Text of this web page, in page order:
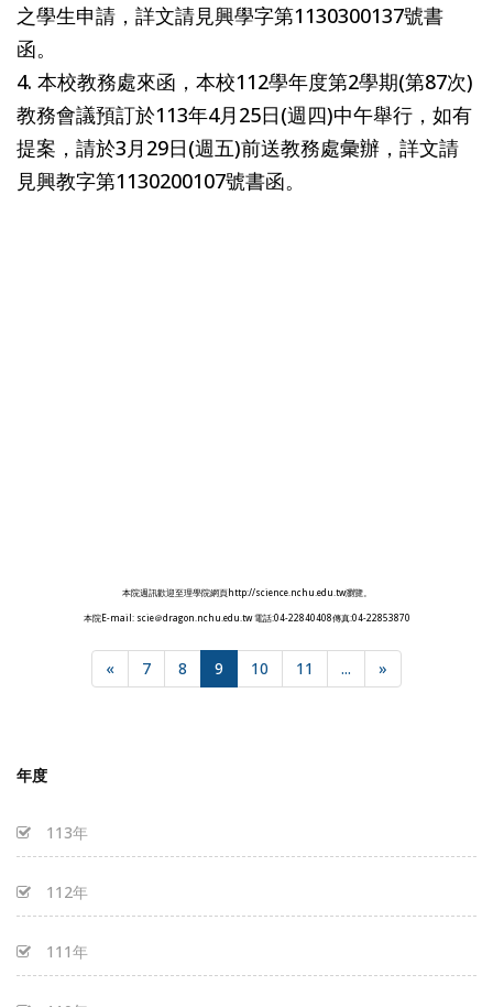
之學生申請，詳文請見興學字第1130300137號書
函。
4. 本校教務處來函，本校112學年度第2學期(第87次)
教務會議預訂於113年4月25日(週四)中午舉行，如有
提案，請於3月29日(週五)前送教務處彙辦，詳文請
見興教字第1130200107號書函。
本院週訊歡迎至理學院網頁http://science.nchu.edu.tw瀏覽。
本院E-mail: scie＠dragon.nchu.edu.tw 電話:04-22840408傳真:04-22853870
« 7 8 9 10 11 ... »
年度
113年
112年
111年